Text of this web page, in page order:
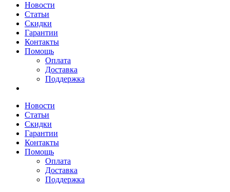
Новости
Статьи
Скидки
Гарантии
Контакты
Помощь
Оплата
Доставка
Поддержка
Новости
Статьи
Скидки
Гарантии
Контакты
Помощь
Оплата
Доставка
Поддержка